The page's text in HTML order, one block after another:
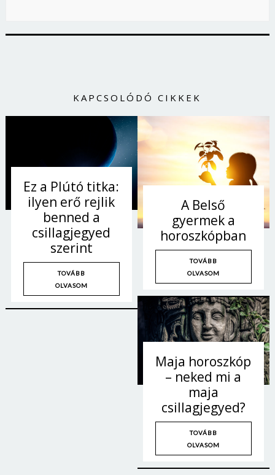
KAPCSOLÓDÓ CIKKEK
Ez a Plútó titka:
ilyen erő rejlik
benned a
csillagjegyed
szerint
TOVÁBB
OLVASOM
A Belső
gyermek a
horoszkópban
TOVÁBB
OLVASOM
Maja horoszkóp
– neked mi a
maja
csillagjegyed?
TOVÁBB
OLVASOM
Borsonline bejelentkezés